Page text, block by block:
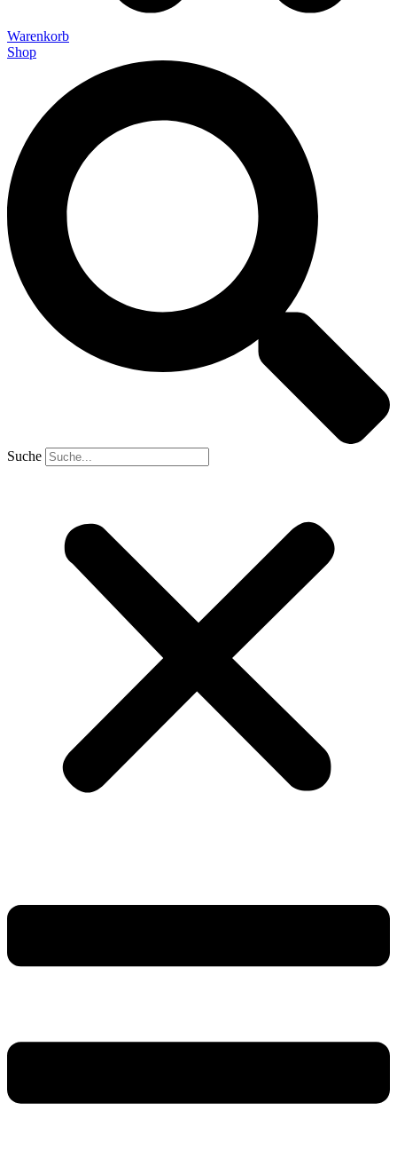
Warenkorb
Shop
Suche